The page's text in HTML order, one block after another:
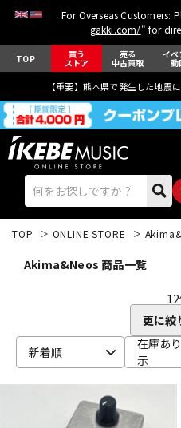
For Overseas Customers:
gakki.com/" for
TOP 買う
ストア
売る
中古買取
イベ
動
【重要】熊本県で発生した地震
ベース
TOP ONLINE STORE
Akima&Neos 商品一覧
12
更に絞
新着順
在庫あ
示